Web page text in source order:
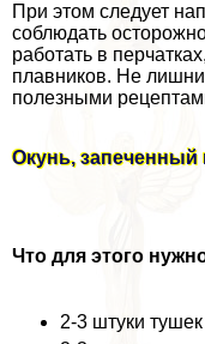
При этом следует
соблюдать
работать в
плавников. Не
полезными
Окунь, запеченный
Что для этого
2-3 штуки